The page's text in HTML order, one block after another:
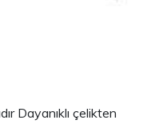
Dayanıklı çelikten